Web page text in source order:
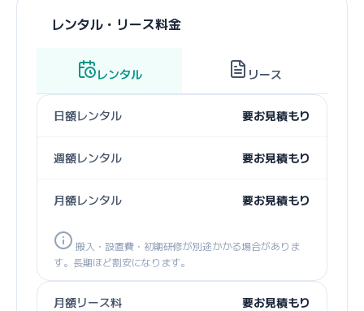
レンタル・リース料金
レンタル リース
日額レンタル 要お見積もり
週額レンタル 要お見積もり
月額レンタル 要お見積もり
搬入・設置費・初期研修が別途かかる場合がありま
す。長期ほど割安になります。
月額リース料 要お見積もり